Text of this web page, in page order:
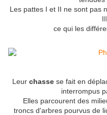
Les pattes I et II ne sont pas
ce qui les
Leur chassese fait en
interrompus
Elles parcourent des
troncs d'arbres pourvus de